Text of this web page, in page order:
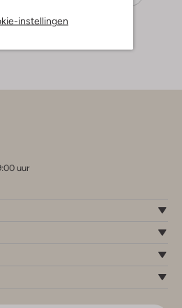
instellingen
uur